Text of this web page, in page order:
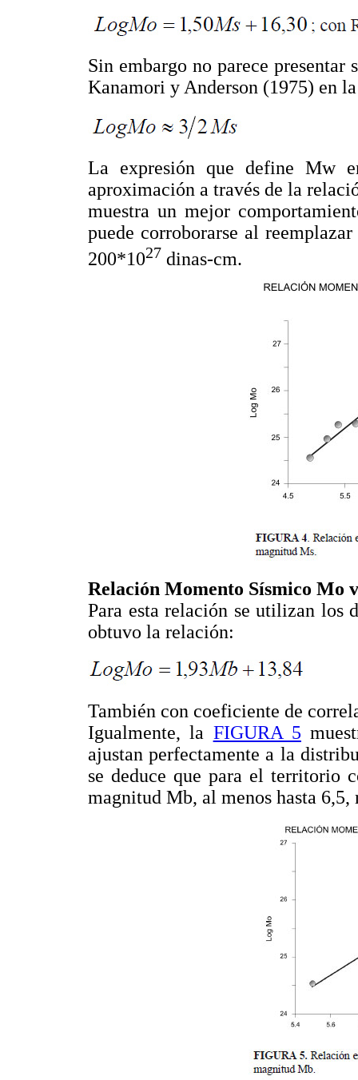
Sin embargo no parece
Kanamori y Anderson (1975) en
La expresión que define Mw
aproximación a través de la
muestra un mejor
puede corroborarse al
200*1027 dinas-cm.
Relación Momento Sísmico Mo
Para esta relación se utilizan los
obtuvo la relación:
También con coeficiente de
Igualmente, la FIGURA 5
ajustan perfectamente a la
se deduce que para el territorio
magnitud Mb, al menos hasta 6,5,